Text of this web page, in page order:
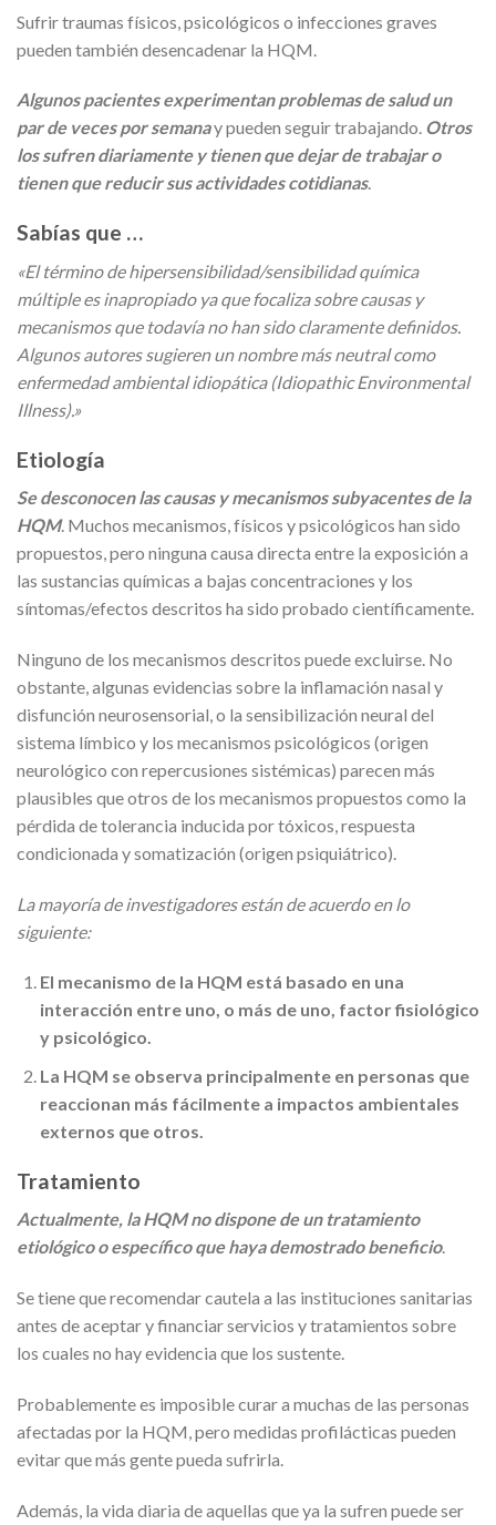
Sufrir traumas físicos, psicológicos o infecciones graves
pueden también desencadenar la HQM.
Algunos pacientes experimentan problemas de salud un
par de veces por semanay pueden seguir trabajando. Otros
los sufren diariamente y tienen que dejar de trabajar o
tienen que reducir sus actividades cotidianas.
Sabías que …
«El término de hipersensibilidad/sensibilidad química
múltiple es inapropiado ya que focaliza sobre causas y
mecanismos que todavía no han sido claramente definidos.
Algunos autores sugieren un nombre más neutral como
enfermedad ambiental idiopática (Idiopathic Environmental
Illness).»
Etiología
Se desconocen las causas y mecanismos subyacentes de la
HQM. Muchos mecanismos, físicos y psicológicos han sido
propuestos, pero ninguna causa directa entre la exposición a
las sustancias químicas a bajas concentraciones y los
síntomas/efectos descritos ha sido probado científicamente.
Ninguno de los mecanismos descritos puede excluirse. No
obstante, algunas evidencias sobre la inflamación nasal y
disfunción neurosensorial, o la sensibilización neural del
sistema límbico y los mecanismos psicológicos (origen
neurológico con repercusiones sistémicas) parecen más
plausibles que otros de los mecanismos propuestos como la
pérdida de tolerancia inducida por tóxicos, respuesta
condicionada y somatización (origen psiquiátrico).
La mayoría de investigadores están de acuerdo en lo
siguiente:
El mecanismo de la HQM está basado en una
interacción entre uno, o más de uno, factor fisiológico
y psicológico.
La HQM se observa principalmente en personas que
reaccionan más fácilmente a impactos ambientales
externos que otros.
Tratamiento
Actualmente, la HQM no dispone de un tratamiento
etiológico o específico que haya demostrado beneficio.
Se tiene que recomendar cautela a las instituciones sanitarias
antes de aceptar y financiar servicios y tratamientos sobre
los cuales no hay evidencia que los sustente.
Probablemente es imposible curar a muchas de las personas
afectadas por la HQM, pero medidas profilácticas pueden
evitar que más gente pueda sufrirla.
Además, la vida diaria de aquellas que ya la sufren puede ser